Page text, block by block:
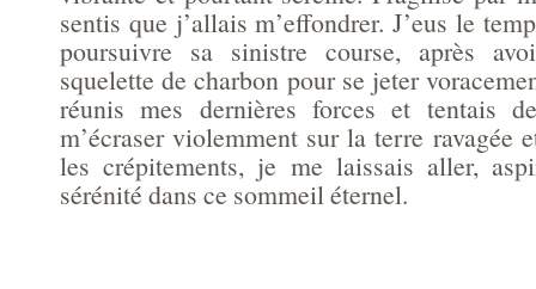
sentis que j’allais m’effondrer. J’eus le
poursuivre sa sinistre course, après
squelette de charbon pour se jeter
réunis mes dernières forces et tentais
m’écraser violemment sur la terre ravagée
les crépitements, je me laissais aller,
sérénité dans ce sommeil éternel.